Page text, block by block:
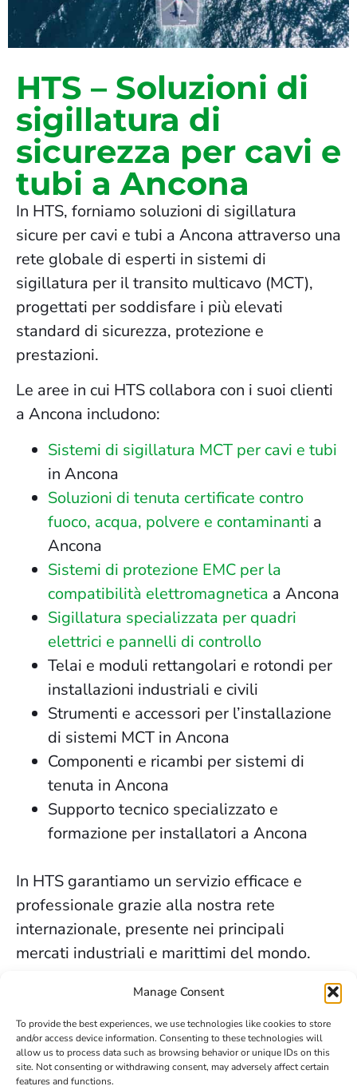
Manage Consent
To provide the best experiences, we use technologies like cookies to store
and/or access device information. Consenting to these technologies will
allow us to process data such as browsing behavior or unique IDs on this
site. Not consenting or withdrawing consent, may adversely affect certain
features and functions.
HTS – Soluzioni di
sigillatura di
sicurezza per cavi e
tubi a Ancona
In HTS, forniamo soluzioni di sigillatura
sicure per cavi e tubi a Ancona attraverso una
rete globale di esperti in sistemi di
sigillatura per il transito multicavo (MCT),
progettati per soddisfare i più elevati
standard di sicurezza, protezione e
prestazioni.
Le aree in cui HTS collabora con i suoi clienti
a Ancona includono:
Sistemi di sigillatura MCT per cavi e tubi
in Ancona
Soluzioni di tenuta certificate contro
fuoco, acqua, polvere e contaminanti a
Ancona
Sistemi di protezione EMC per la
compatibilità elettromagnetica a Ancona
Sigillatura specializzata per quadri
elettrici e pannelli di controllo
Telai e moduli rettangolari e rotondi per
installazioni industriali e civili
Strumenti e accessori per l’installazione
di sistemi MCT in Ancona
Componenti e ricambi per sistemi di
tenuta in Ancona
Supporto tecnico specializzato e
formazione per installatori a Ancona
In HTS garantiamo un servizio efficace e
professionale grazie alla nostra rete
internazionale, presente nei principali
mercati industriali e marittimi del mondo.
I servizi di sigillatura sicura che forniamo a
esperienza, dalla fiducia dei nostri clienti e
dal nostro costante impegno per
l’innovazione e la sicurezza.